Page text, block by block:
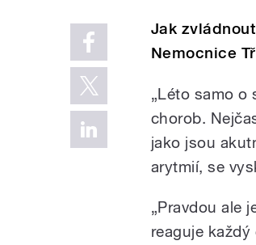
Jak
Nemocnice
„Léto samo o
chorob.
jako jsou
arytmií, se
„Pravdou ale
reaguje